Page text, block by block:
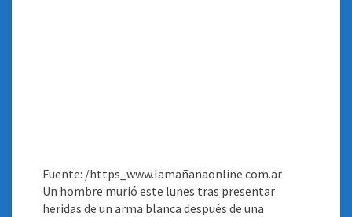
Fuente: /https_www.lamañanaonline.com.ar
Un hombre murió este lunes tras presentar
heridas de un arma blanca después de una